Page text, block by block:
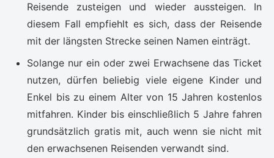
Reisende zusteigen und wieder aussteigen. In
diesem Fall empfiehlt es sich, dass der Reisende
mit der längsten Strecke seinen Namen einträgt.
Solange nur ein oder zwei Erwachsene das Ticket
nutzen, dürfen beliebig viele eigene Kinder und
Enkel bis zu einem Alter von 15 Jahren kostenlos
mitfahren. Kinder bis einschließlich 5 Jahre fahren
grundsätzlich gratis mit, auch wenn sie nicht mit
den erwachsenen Reisenden verwandt sind.